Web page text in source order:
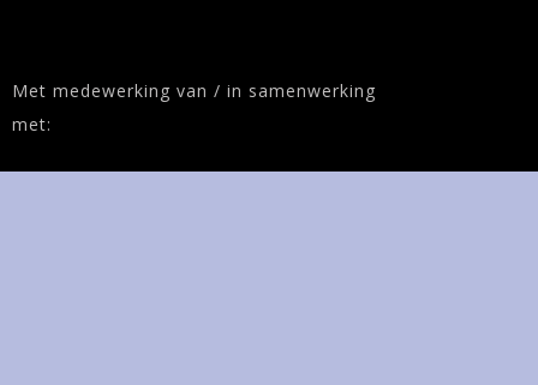
Met medewerking van / in samenwerking
met: